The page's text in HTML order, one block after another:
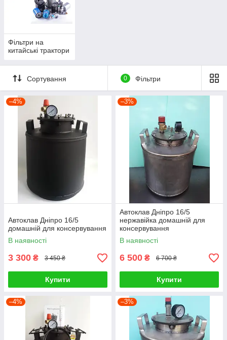
Фільтри на
китайські трактори
Сортування 0 Фільтри
–4%
Автоклав Дніпро 16/5
домашній для консервування
В наявності
3 300 ₴ 3 450 ₴
Купити
–3%
Автоклав Дніпро 16/5
нержавійка домашній для
консервування
В наявності
6 500 ₴ 6 700 ₴
Купити
–4% –3%